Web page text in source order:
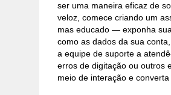
ser uma maneira eficaz de
veloz, comece criando um
mas educado — exponha
como as dados da sua
a equipe de suporte a
erros de digitação ou outros
meio de interação e